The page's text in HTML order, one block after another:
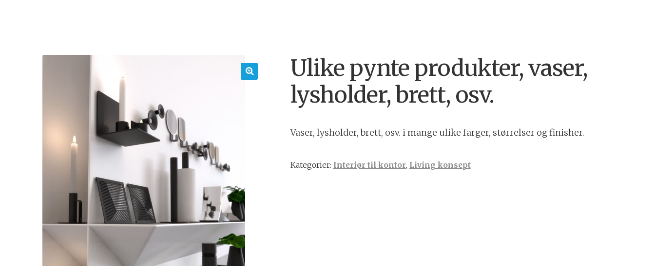
Ulike pynte produkter, vaser,
lysholder, brett, osv.
Vaser, lysholder, brett, osv. i mange ulike farger, størrelser og finisher.
Kategorier: Interiør til kontor, Living konsept